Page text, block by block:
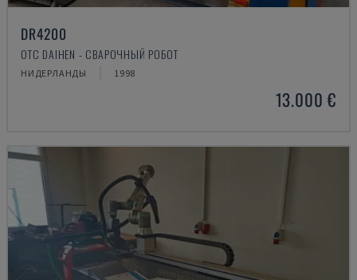
DR4200
OTC DAIHEN - СВАРОЧНЫЙ РОБОТ
НИДЕРЛАНДЫ 1998
13.000 €